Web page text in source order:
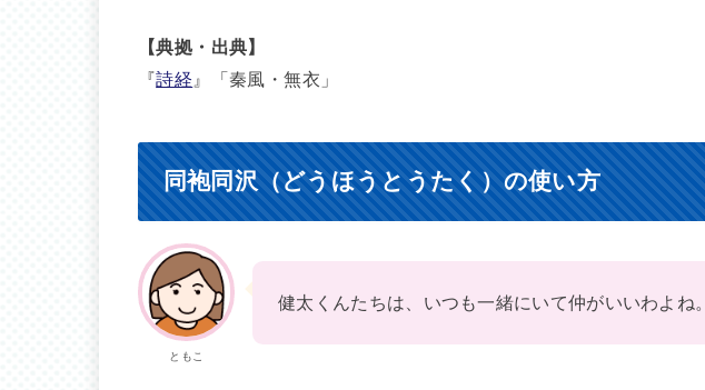
【典拠・出典】
『詩経 』「秦風・無衣」
同袍同沢（どうほうとうたく）の使い方
ともこ
健太くんたちは、いつも一緒にいて仲がいいわよね。